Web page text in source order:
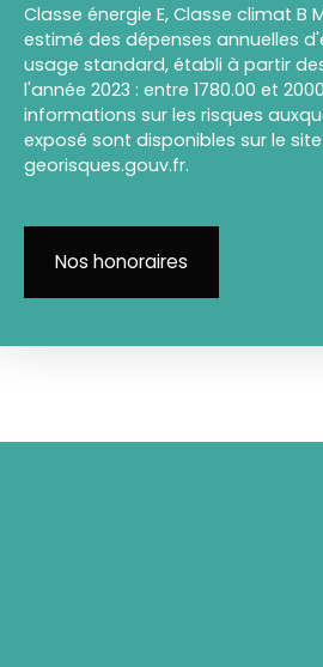
Classe énergie E, Classe climat B
estimé des dépenses annuelles
usage standard, établi à partir
l'année 2023 : entre 1780.00 et
informations sur les risques
exposé sont disponibles sur le
georisques.gouv.fr.
Nos honoraires